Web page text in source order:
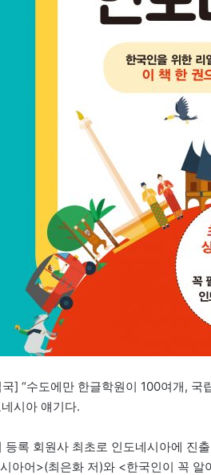
] “수도에만 한글학원이 100여개,
시아 얘기다.
등록 회원사 최초로 인도네시아에 진
아어>(최은화 저)와 <한국인이 꼭